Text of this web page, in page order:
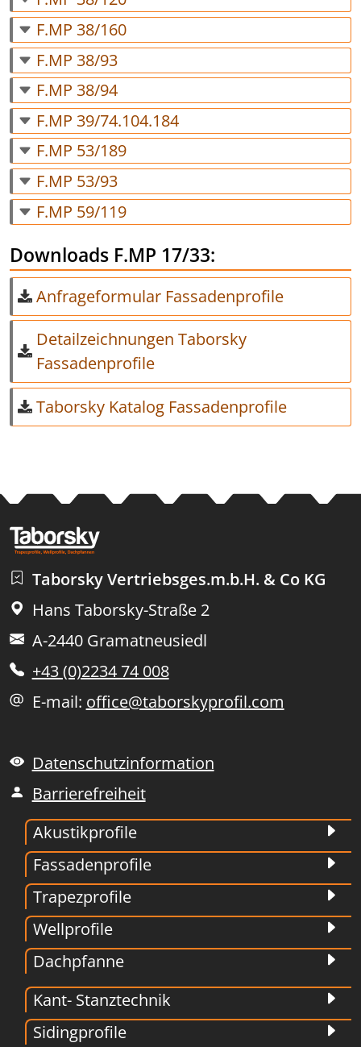
F.MP 38/160
F.MP 38/93
F.MP 38/94
F.MP 39/74.104.184
F.MP 53/189
F.MP 53/93
F.MP 59/119
Downloads F.MP 17/33:
Anfrageformular Fassadenprofile
Detailzeichnungen Taborsky
Fassadenprofile
Taborsky Katalog Fassadenprofile
Taborsky Vertriebsges.m.b.H. & Co KG
Hans Taborsky-Straße 2
A-2440 Gramatneusiedl
+43 (0)2234 74 008
E-mail: office@taborskyprofil.com
Datenschutzinformation
Barrierefreiheit
Akustikprofile
Fassadenprofile
Trapezprofile
Wellprofile
Dachpfanne
Kant- Stanztechnik
Sidingprofile